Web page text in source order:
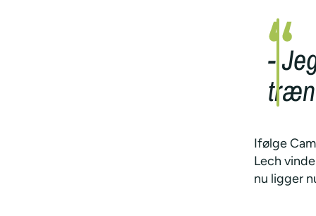
-
Ifølge
Lech
nu ligger